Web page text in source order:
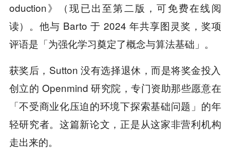
oduction》（现已出至第二版，可免费在线阅
读）。他与 Barto 于 2024 年共享图灵奖，奖项
评语是「为强化学习奠定了概念与算法基础」。
获奖后，Sutton 没有选择退休，而是将奖金投入
创立的 Openmind 研究院，专门资助那些愿意在
「不受商业化压迫的环境下探索基础问题」的年
轻研究者。这篇新论文，正是从这家非营利机构
走出来的。